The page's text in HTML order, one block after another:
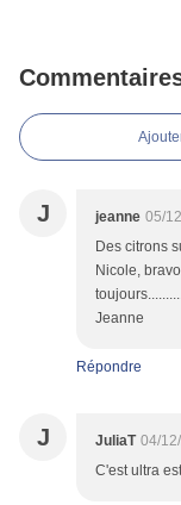
J jeanne 05/
Des citrons
Nicole,
Jeanne
Répondre
J JuliaT 04/
C'est ultra